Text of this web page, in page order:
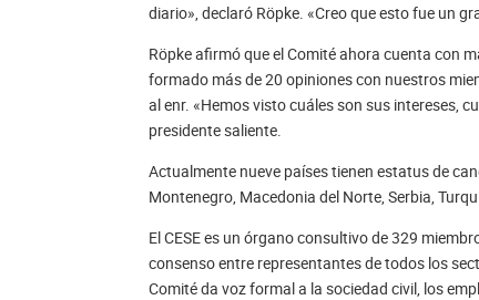
diario», declaró Röpke. «Creo que esto fue un
Röpke afirmó que el Comité ahora cuenta con
formado más de 20 opiniones con nuestros
al enr. «Hemos visto cuáles son sus intereses,
presidente saliente.
Actualmente nueve países tienen estatus de
Montenegro, Macedonia del Norte, Serbia,
El CESE es un órgano consultivo de 329
consenso entre representantes de todos los
Comité da voz formal a la sociedad civil, los